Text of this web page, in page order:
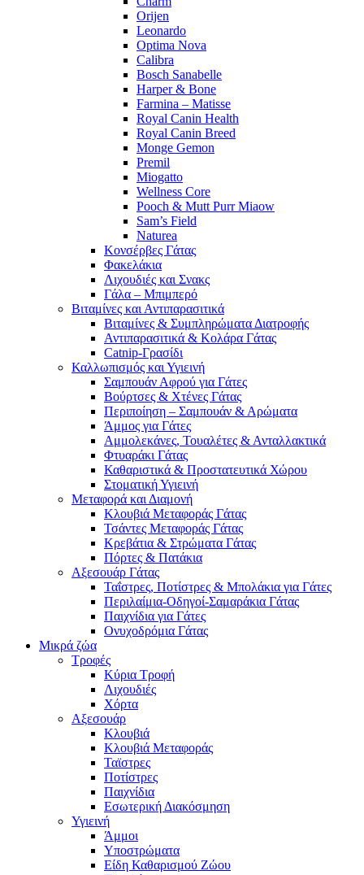
Orijen
Leonardo
Optima Nova
Calibra
Bosch Sanabelle
Harper & Bone
Farmina – Matisse
Royal Canin Health
Royal Canin Breed
Monge Gemon
Premil
Miogatto
Wellness Core
Pooch & Mutt Purr Miaow
Sam’s Field
Naturea
Κονσέρβες Γάτας
Φακελάκια
Λιχουδιές και Σνακς
Γάλα – Μπιμπερό
Βιταμίνες και Αντιπαρασιτικά
Βιταμίνες & Συμπληρώματα Διατροφής
Αντιπαρασιτικά & Κολάρα Γάτας
Catnip-Γρασίδι
Καλλωπισμός και Υγιεινή
Σαμπουάν Αφρού για Γάτες
Βούρτσες & Χτένες Γάτας
Περιποίηση – Σαμπουάν & Αρώματα
Άμμος για Γάτες
Αμμολεκάνες, Τουαλέτες & Ανταλλακτικά
Φτυαράκι Γάτας
Καθαριστικά & Προστατευτικά Χώρου
Στοματική Υγιεινή
Μεταφορά και Διαμονή
Κλουβιά Μεταφοράς Γάτας
Τσάντες Μεταφοράς Γάτας
Κρεβάτια & Στρώματα Γάτας
Πόρτες & Πατάκια
Αξεσουάρ Γάτας
Ταΐστρες, Ποτίστρες & Μπολάκια για Γάτες
Περιλαίμια-Οδηγοί-Σαμαράκια Γάτας
Παιχνίδια για Γάτες
Ονυχοδρόμια Γάτας
Μικρά ζώα
Τροφές
Κύρια Τροφή
Λιχουδιές
Χόρτα
Αξεσουάρ
Κλουβιά
Κλουβιά Μεταφοράς
Ταϊστρες
Ποτίστρες
Παιχνίδια
Εσωτερική Διακόσμηση
Υγιεινή
Άμμοι
Υποστρώματα
Είδη Καθαρισμού Ζώου